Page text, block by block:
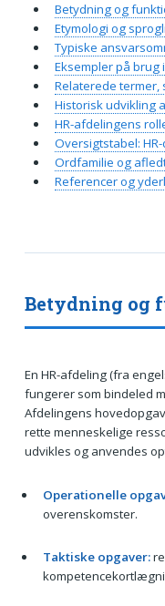
Betydning og
En HR-afdeling (fra
fungerer som bindeled
Afdelingens
rette menneskelige
udvikles og anvendes
Operationelle
overenskomster.
Taktiske opgaver:
Betydning og
Etymologi og
Typiske
Eksempler på
Relaterede
Historisk udvikling
HR-afdelingens
Oversigtstabel:
Ordfamilie og
Referencer og